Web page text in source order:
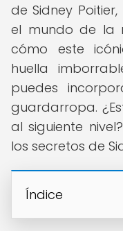
de Sidney
el mundo de la
cómo este
huella
puedes
guardarropa.
al siguiente
los secretos de
Índice